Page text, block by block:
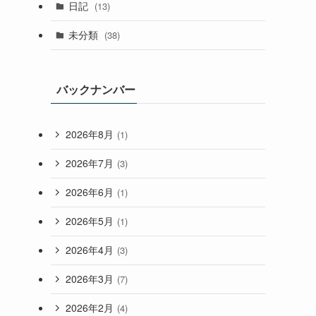
日記 (13)
未分類 (38)
バックナンバー
2026年8月 (1)
2026年7月 (3)
2026年6月 (1)
2026年5月 (1)
2026年4月 (3)
2026年3月 (7)
2026年2月 (4)